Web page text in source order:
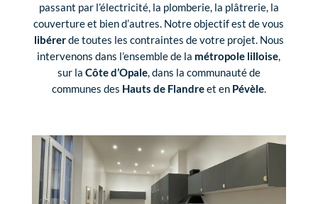
passant par l’électricité, la plomberie, la plâtrerie, la
couverture et bien d’autres. Notre objectif est de vous
libérerde toutes les contraintes de votre projet. Nous
intervenons dans l’ensemble de la métropole lilloise,
sur la Côte d’Opale, dans la communauté de
communes des Hauts de Flandreet en Pévèle.